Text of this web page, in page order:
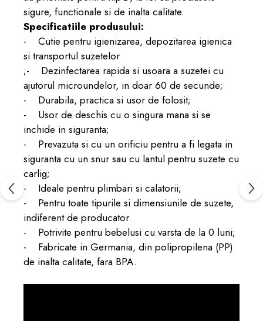
sigure, functionale si de inalta calitate.
Specificatiile produsului:
- Cutie pentru igienizarea, depozitarea igienica
si transportul suzetelor
;- Dezinfectarea rapida si usoara a suzetei cu
ajutorul microundelor, in doar 60 de secunde;
- Durabila, practica si usor de folosit;
- Usor de deschis cu o singura mana si se
inchide in siguranta;
- Prevazuta si cu un orificiu pentru a fi legata in
siguranta cu un snur sau cu lantul pentru suzete cu
carlig;
- Ideale pentru plimbari si calatorii;
- Pentru toate tipurile si dimensiunile de suzete,
indiferent de producator
- Potrivite pentru bebelusi cu varsta de la 0 luni;
- Fabricate in Germania, din polipropilena (PP)
de inalta calitate, fara BPA.